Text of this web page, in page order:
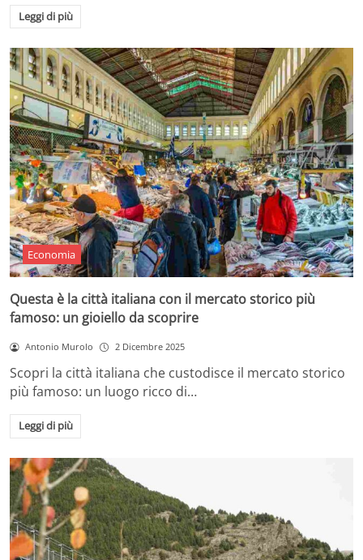
Leggi di più
Economia
Questa è la città italiana con il mercato storico più
famoso: un gioiello da scoprire
Antonio Murolo 2 Dicembre 2025
Scopri la città italiana che custodisce il mercato storico
più famoso: un luogo ricco di…
Leggi di più